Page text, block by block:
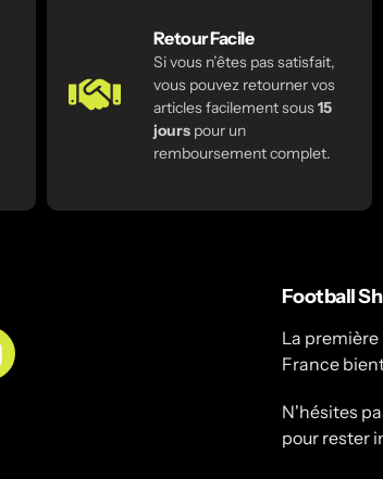
Retour Facile
Si vous n’êtes pas satisfait,
vous pouvez retourner vos
articles facilement sous15
jourspour un
remboursement complet.
Instagram
Football
La
France
N'hésites
pour rester